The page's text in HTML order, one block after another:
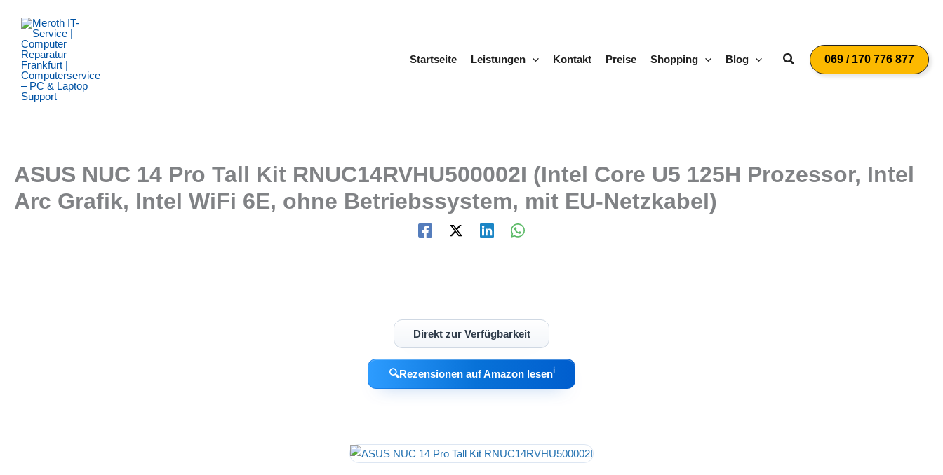
Inhalt
springen
Startseite
Leistungen Kontakt Preise Shopping Blog Suchen069 / 170 776 877
ASUS NUC 14 Pro Tall Kit RNUC14RVHU500002I (Intel Core U5 125H Prozessor, Intel
Arc Grafik, Intel WiFi 6E, ohne Betriebssystem, mit EU-Netzkabel)
Direkt zur Verfügbarkeit
🔍Rezensionen auf Amazon lesenℹ︎